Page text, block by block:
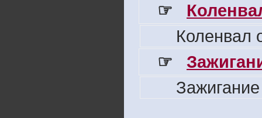
☞
Коленвал
☞